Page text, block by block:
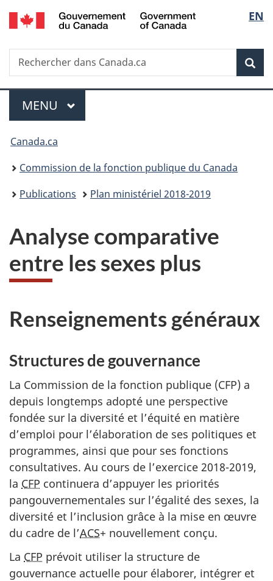
Passer
au
principal
Passer
à
Au
du
Passer
à
version
simplifiée
de
la
EN
Recherche
Rechercher
dans
Menu
MENU PRINCIPAL
Vous
êtes
ici :
Canada.ca
Commission de la fonction publique du Canada
Publications
Plan ministériel 2018-2019
Analyse comparative
entre les sexes plus
Renseignements généraux
Structures de gouvernance
La Commission de la fonction publique (CFP) a
depuis longtemps adopté une perspective
fondée sur la diversité et l’équité en matière
d’emploi pour l’élaboration de ses politiques et
programmes, ainsi que pour ses fonctions
consultatives. Au cours de l’exercice 2018-2019,
la CFP continuera d’appuyer les priorités
pangouvernementales sur l’égalité des sexes, la
diversité et l’inclusion grâce à la mise en œuvre
du cadre de l’ACS+ nouvellement conçu.
La CFP prévoit utiliser la structure de
gouvernance actuelle pour élaborer, intégrer et